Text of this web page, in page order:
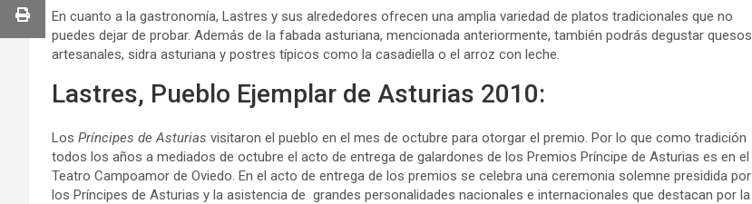
En cuanto a la gastronomía, Lastres y sus alrededores ofrecen una amplia variedad de platos tradicionales que no
puedes dejar de probar. Además de la fabada asturiana, mencionada anteriormente, también podrás degustar quesos
artesanales, sidra asturiana y postres típicos como la casadiella o el arroz con leche.
Lastres, Pueblo Ejemplar de Asturias 2010:
Los Príncipes de Asturias visitaron el pueblo en el mes de octubre para otorgar el premio. Por lo que como tradición
todos los años a mediados de octubre el acto de entrega de galardones de los Premios Príncipe de Asturias es en el
Teatro Campoamor de Oviedo. En el acto de entrega de los premios se celebra una ceremonia solemne presidida por
los Príncipes de Asturias y la asistencia de grandes personalidades nacionales e internacionales que destacan por la